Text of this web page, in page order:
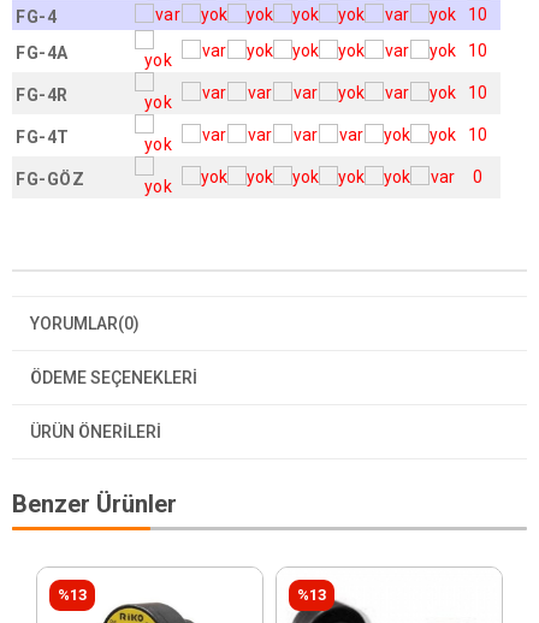
FG-4
10
FG-4A
10
FG-4R 10
FG-4T 10
FG-GÖZ 0
YORUMLAR(0)
ÖDEME SEÇENEKLERI
ÜRÜN ÖNERILERI
Benzer Ürünler
%13 %13